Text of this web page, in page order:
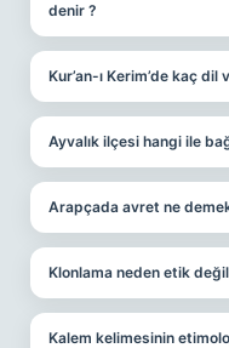
denir ?
Kur’an-ı Kerim’de kaç dil
Ayvalık ilçesi hangi ile
Arapçada avret ne
Klonlama neden etik
Kalem kelimesinin